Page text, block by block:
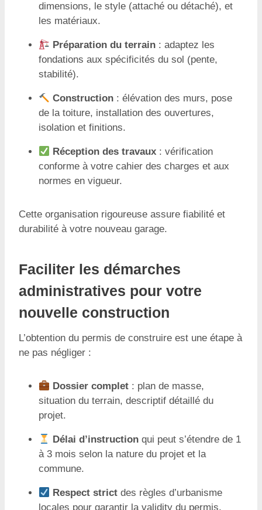
dimensions, le style (attaché ou détaché), et
les matériaux.
Préparation du terrain : adaptez les
fondations aux spécificités du sol (pente,
stabilité).
Construction : élévation des murs, pose
de la toiture, installation des ouvertures,
isolation et finitions.
Réception des travaux : vérification
conforme à votre cahier des charges et aux
normes en vigueur.
Cette organisation rigoureuse assure fiabilité et
durabilité à votre nouveau garage.
Faciliter les démarches
administratives pour votre
nouvelle construction
L’obtention du permis de construire est une étape à
ne pas négliger :
Dossier complet : plan de masse,
situation du terrain, descriptif détaillé du
projet.
Délai d’instruction qui peut s’étendre de 1
à 3 mois selon la nature du projet et la
commune.
Respect strict des règles d’urbanisme
locales pour garantir la validity du permis.